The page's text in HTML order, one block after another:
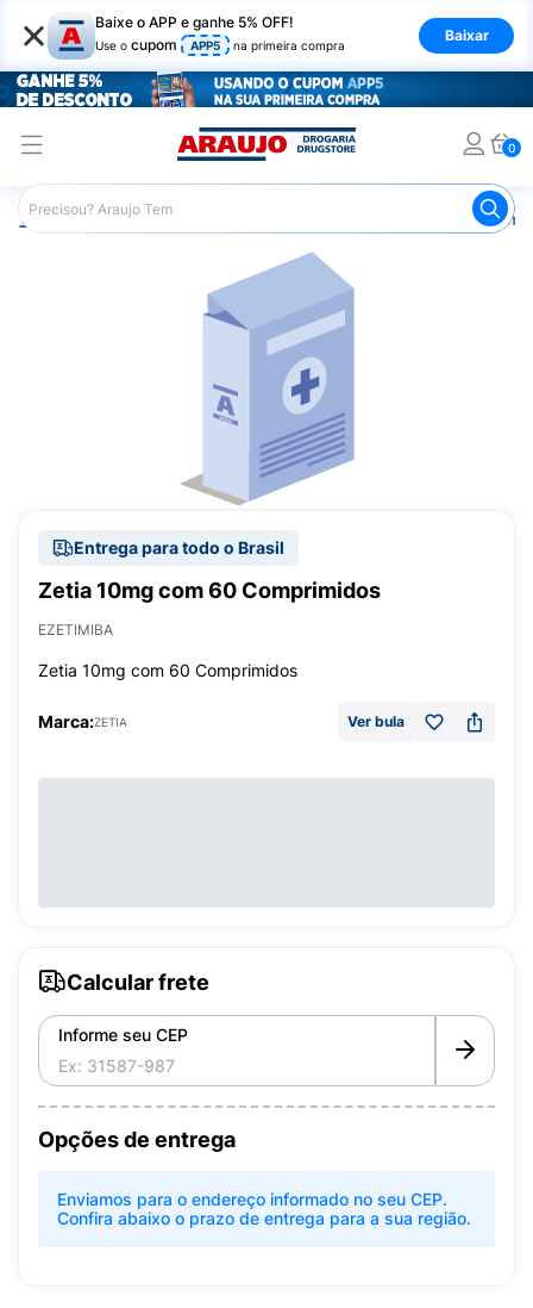
× Baixe o APP e ganhe 5% OFF!
Use o cupom APP5 na primeira compra
Baixar
0
Araujo Medicamentos
Entrega para todo o Brasil
Zetia 10mg com 60 Comprimidos
EZETIMIBA
Zetia 10mg com 60 Comprimidos
Marca:ZETIA Ver bula
Calcular frete
Informe seu CEP
Opções de entrega
Enviamos para o endereço informado no seu CEP.
Confira abaixo o prazo de entrega para a sua região.